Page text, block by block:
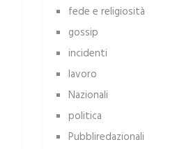
fede e religiosità
gossip
incidenti
lavoro
Nazionali
politica
Pubbliredazionali